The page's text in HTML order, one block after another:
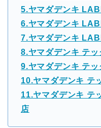
5.ヤマダデンキ
6.ヤマダデンキ LABI
7.ヤマダデンキ
8.ヤマダデンキ テ
9.ヤマダデンキ テ
10.ヤマダデンキ テ
11.ヤマダデンキ テ
店